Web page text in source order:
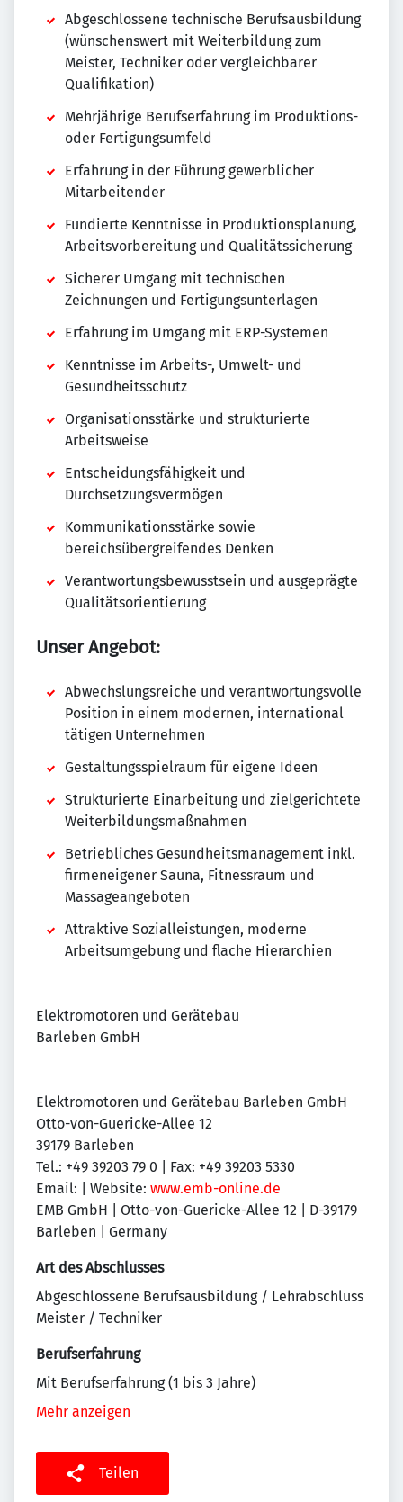
Abgeschlossene technische Berufsausbildung
(wünschenswert mit Weiterbildung zum
Meister, Techniker oder vergleichbarer
Qualifikation)
Mehrjährige Berufserfahrung im Produktions-
oder Fertigungsumfeld
Erfahrung in der Führung gewerblicher
Mitarbeitender
Fundierte Kenntnisse in Produktionsplanung,
Arbeitsvorbereitung und Qualitätssicherung
Sicherer Umgang mit technischen
Zeichnungen und Fertigungsunterlagen
Erfahrung im Umgang mit ERP-Systemen
Kenntnisse im Arbeits-, Umwelt- und
Gesundheitsschutz
Organisationsstärke und strukturierte
Arbeitsweise
Entscheidungsfähigkeit und
Durchsetzungsvermögen
Kommunikationsstärke sowie
bereichsübergreifendes Denken
Verantwortungsbewusstsein und ausgeprägte
Qualitätsorientierung
Unser Angebot:
Abwechslungsreiche und verantwortungsvolle
Position in einem modernen, international
tätigen Unternehmen
Gestaltungsspielraum für eigene Ideen
Strukturierte Einarbeitung und zielgerichtete
Weiterbildungsmaßnahmen
Betriebliches Gesundheitsmanagement inkl.
firmeneigener Sauna, Fitnessraum und
Massageangeboten
Attraktive Sozialleistungen, moderne
Arbeitsumgebung und flache Hierarchien
Elektromotoren und Gerätebau
Barleben GmbH
Elektromotoren und Gerätebau Barleben GmbH
Otto-von-Guericke-Allee 12
39179 Barleben
Tel.: +49 39203 79 0 | Fax: +49 39203 5330
Email:
| Website: www.emb-online.de
EMB GmbH | Otto-von-Guericke-Allee 12 | D-39179
Barleben | Germany
Art des Abschlusses
Abgeschlossene Berufsausbildung / Lehrabschluss
Meister / Techniker
Berufserfahrung
Mit Berufserfahrung (1 bis 3 Jahre)
Mehr anzeigen
Teilen